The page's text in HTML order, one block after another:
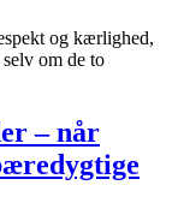
og kærlighed,
om de to
– når